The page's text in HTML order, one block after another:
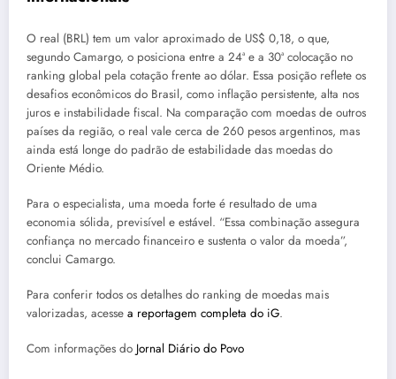
O real (BRL) tem um valor aproximado de US$ 0,18, o que,
segundo Camargo, o posiciona entre a 24ª e a 30ª colocação no
ranking global pela cotação frente ao dólar. Essa posição reflete os
desafios econômicos do Brasil, como inflação persistente, alta nos
juros e instabilidade fiscal. Na comparação com moedas de outros
países da região, o real vale cerca de 260 pesos argentinos, mas
ainda está longe do padrão de estabilidade das moedas do
Oriente Médio.
Para o especialista, uma moeda forte é resultado de uma
economia sólida, previsível e estável.
Essa combinação assegura
confiança no mercado financeiro e sustenta o valor da moeda ,
conclui Camargo.
Para conferir todos os detalhes do ranking de moedas mais
valorizadas, acesse a reportagem completa do iG.
Com informações do Jornal Diário do Povo